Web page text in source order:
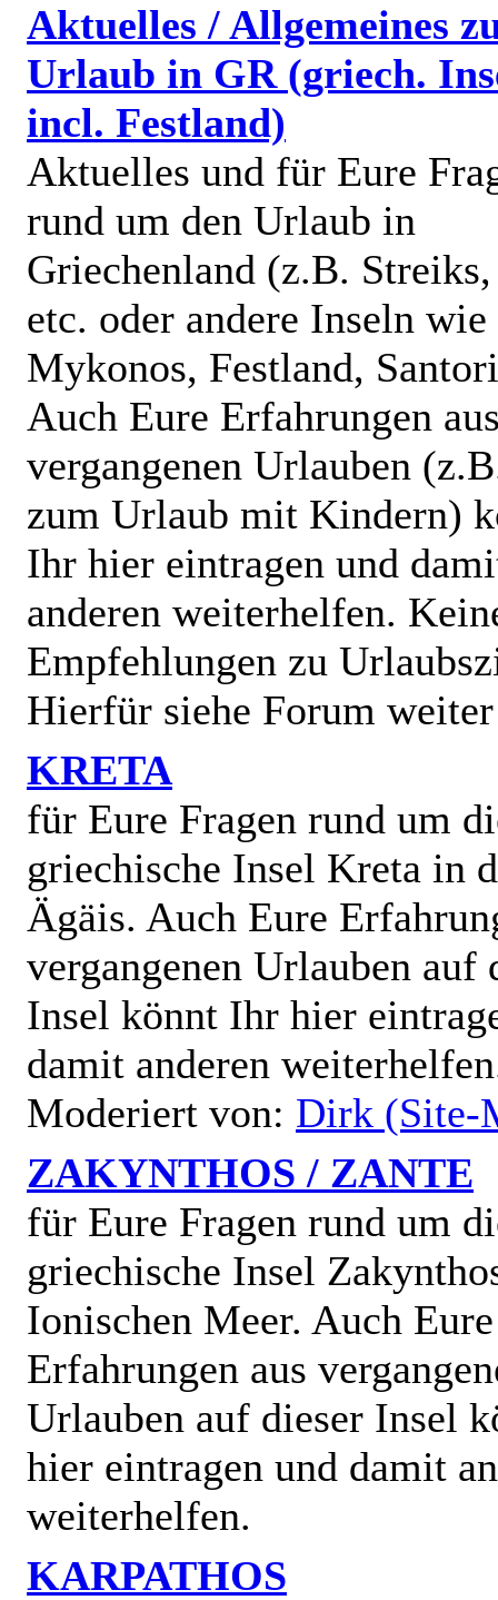
Aktuelles / Allgemeines
Urlaub in GR (griech.
incl. Festland)
Aktuelles und für Eure
rund um den Urlaub in
Griechenland (z.B.
etc. oder andere Inseln wie
Mykonos, Festland,
Auch Eure Erfahrungen
vergangenen Urlauben
zum Urlaub mit Kindern)
Ihr hier eintragen und
anderen weiterhelfen.
Empfehlungen zu
Hierfür siehe Forum
KRETA
für Eure Fragen rund um
griechische Insel Kreta in
Ägäis. Auch Eure
vergangenen Urlauben auf
Insel könnt Ihr hier
damit anderen
Moderiert von: Dirk (Site-
ZAKYNTHOS / ZANTE
für Eure Fragen rund um
griechische Insel
Ionischen Meer. Auch Eure
Erfahrungen aus
Urlauben auf dieser Insel
hier eintragen und damit
weiterhelfen.
KARPATHOS